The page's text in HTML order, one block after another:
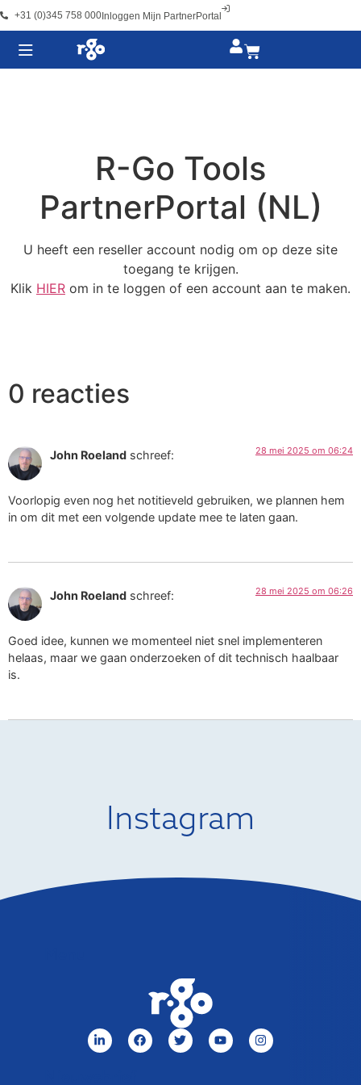
+31 (0)345 758 000Inloggen Mijn PartnerPortal
R-Go Tools
PartnerPortal (NL)
U heeft een reseller account nodig om op deze site
toegang te krijgen.
Klik HIER om in te loggen of een account aan te maken.
0 reacties
John Roeland schreef: 28 mei 2025 om 06:24
Voorlopig even nog het notitieveld gebruiken, we plannen hem
in om dit met een volgende update mee te laten gaan.
John Roeland schreef: 28 mei 2025 om 06:26
Goed idee, kunnen we momenteel niet snel implementeren
helaas, maar we gaan onderzoeken of dit technisch haalbaar
is.
Instagram